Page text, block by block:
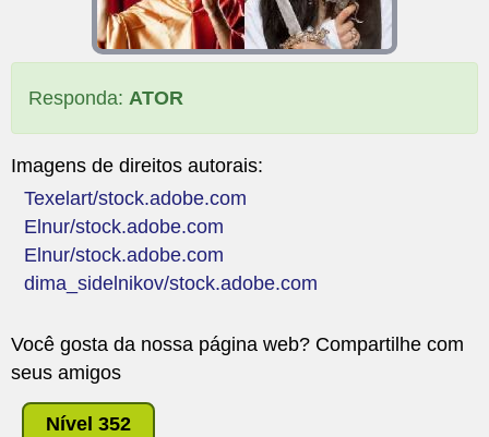
Responda: ATOR
Imagens de direitos autorais:
Texelart/stock.adobe.com
Elnur/stock.adobe.com
Elnur/stock.adobe.com
dima_sidelnikov/stock.adobe.com
Você gosta da nossa página web? Compartilhe com
seus amigos
Nível 352